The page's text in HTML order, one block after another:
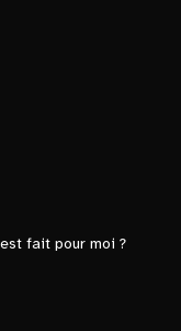
fait pour moi ?